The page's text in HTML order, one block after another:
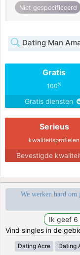
Niet gespecificeerd
Dating Man
Gratis
100%
Gratis diensten
Serieus
kwaliteitsprofielen
Bevestigde
We werken hard om
Vind singles in de
Dating Acre Dating